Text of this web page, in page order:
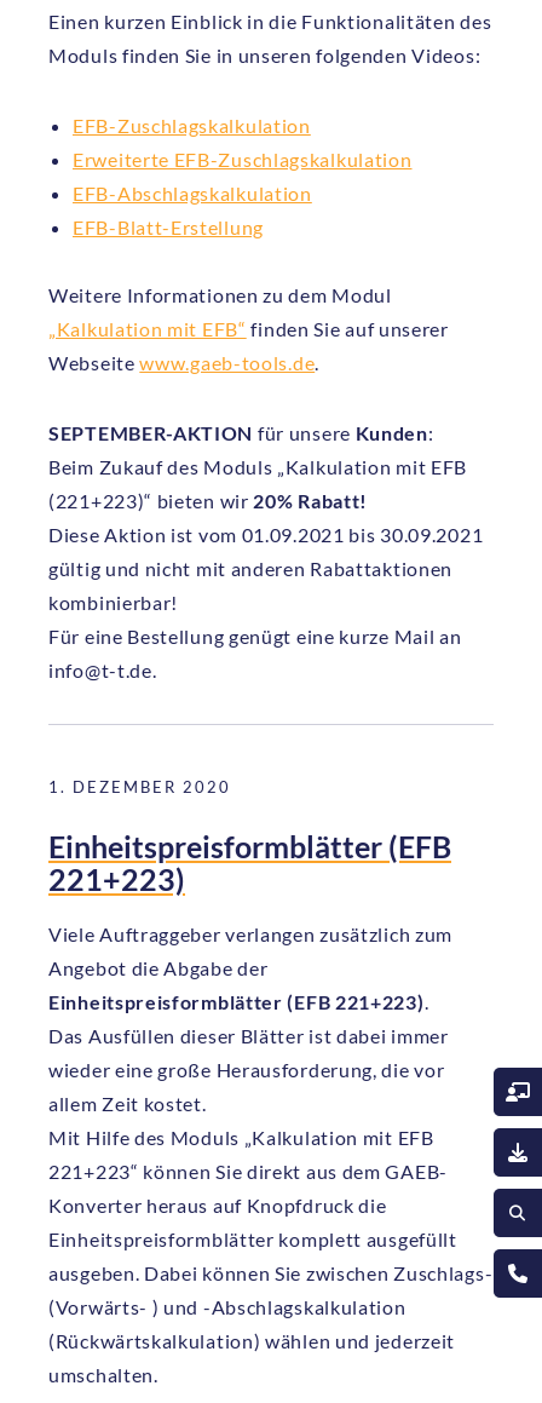
Einen kurzen Einblick in die Funktionalitäten des
Moduls finden Sie in unseren folgenden Videos:
EFB-Zuschlagskalkulation
Erweiterte EFB-Zuschlagskalkulation
EFB-Abschlagskalkulation
EFB-Blatt-Erstellung
Weitere Informationen zu dem Modul
„Kalkulation mit EFB“ finden Sie auf unserer
Webseitewww.gaeb-tools.de.
SEPTEMBER-AKTION für unsere Kunden:
Beim Zukauf des Moduls „Kalkulation mit EFB
(221+223)“ bieten wir 20% Rabatt!
Diese Aktion ist vom 01.09.2021 bis 30.09.2021
gültig und nicht mit anderen Rabattaktionen
kombinierbar!
Für eine Bestellung genügt eine kurze Mail an
info@t-t.de.
1. DEZEMBER 2020
Einheitspreisformblätter (EFB
221+223)
Viele Auftraggeber verlangen zusätzlich zum
Angebot die Abgabe der
Einheitspreisformblätter (EFB 221+223).
Das Ausfüllen dieser Blätter ist dabei immer
wieder eine große Herausforderung, die vor
allem Zeit kostet.
Mit Hilfe des Moduls „Kalkulation mit EFB
221+223“ können Sie direkt aus dem GAEB-
Konverter heraus auf Knopfdruck die
Einheitspreisformblätter komplett ausgefüllt
ausgeben. Dabei können Sie zwischen Zuschlags-
(Vorwärts- ) und -Abschlagskalkulation
(Rückwärtskalkulation) wählen und jederzeit
umschalten.